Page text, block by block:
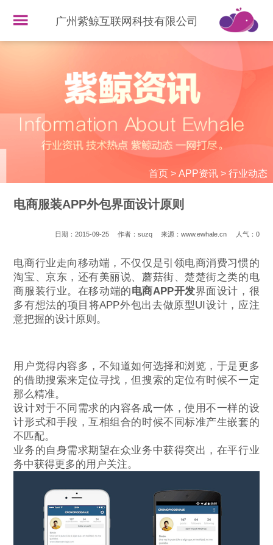
广州紫鲸互联网科技有限公司
首页> APP资讯> 行业动态
电商服装APP外包界面设计原则
日期：2015-09-25 作者：suzq 来源：www.ewhale.cn 人气： 0
电商行业走向移动端，不仅仅是引领电商消费习惯的
淘宝、京东，还有美丽说、蘑菇街、楚楚街之类的电
商服装行业。在移动端的电商APP开发界面设计，很
多有想法的项目将APP外包出去做原型UI设计，应注
意把握的设计原则。
用户觉得内容多，不知道如何选择和浏览，于是更多
的借助搜索来定位寻找，但搜索的定位有时候不一定
那么精准。
设计对于不同需求的内容各成一体，使用不一样的设
计形式和手段，互相组合的时候不同标准产生嵌套的
不匹配。
业务的自身需求期望在众业务中获得突出，在平行业
务中获得更多的用户关注。